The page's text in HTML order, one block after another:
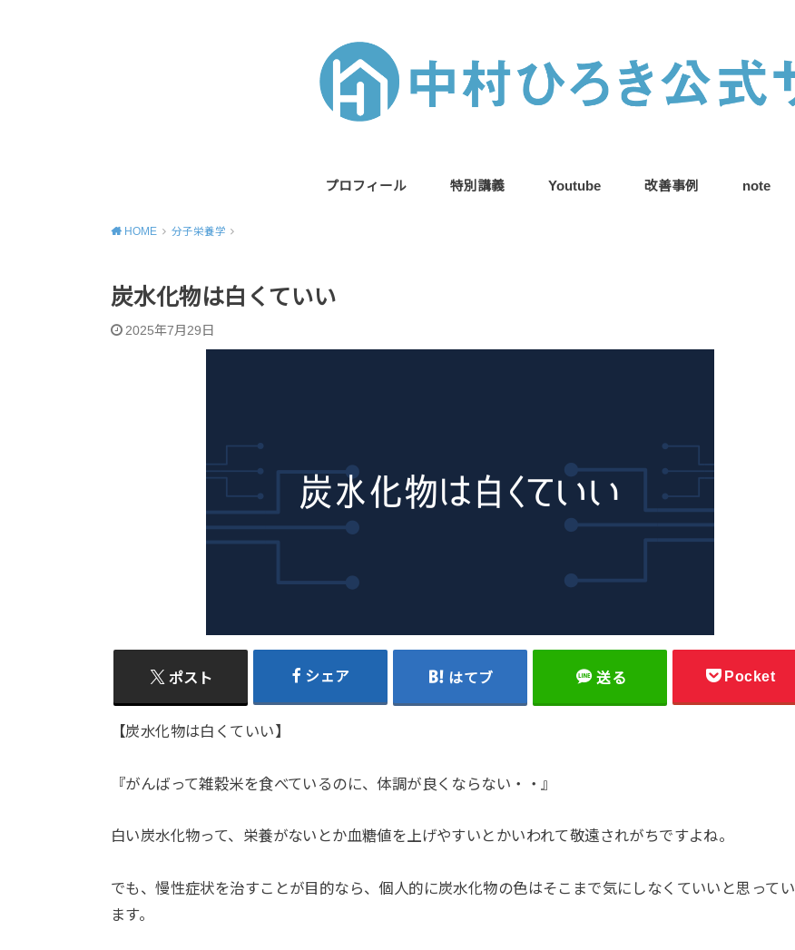
プロフィール 特別講義 Youtube 改善事例 note
HOME 分子栄養学
炭水化物は白くていい
2025年7月29日
ポスト シェア はてブ 送る Pocket
【炭水化物は白くていい】
『がんばって雑穀米を食べているのに、体調が良くならない・・』
白い炭水化物って、栄養がないとか血糖値を上げやすいとかいわれて敬遠されがちですよね。
でも、慢性症状を治すことが目的なら、個人的に炭水化物の色はそこまで気にしなくていいと思ってい
ます。